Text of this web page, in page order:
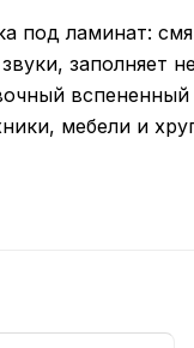
ламинат:
заполняет
вспененный
мебели и